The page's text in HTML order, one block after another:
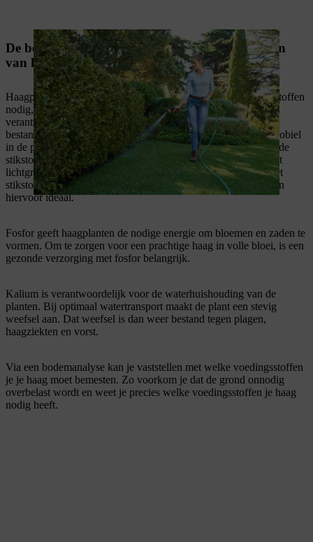
De belangrijkste voedingsstoffen bij het bemesten
van hagen
Haagplanten hebben hoofdzakelijk drie elementaire voedingsstoffen
nodig, namelijkstikstof, fosfor en kalium. Stikstof is
verantwoordelijk voor de lengtegroei en is een belangrijk
bestanddeel van eiwitten voor het bladgroen. De stof is zeer mobiel
in de plant. Bij een stikstoftekort nemen de bovenste bladeren de
stikstof op. Hierdoor kleuren de onderste bladeren van de plant
lichtgroen. Je kan een stikstoftekort verhelpen door je haag met
stikstofhoudende meststoffen te bemesten. Hoornspaanders zijn
hiervoor ideaal.
Fosfor geeft haagplanten de nodige energie om bloemen en zaden te
vormen. Om te zorgen voor een prachtige haag in volle bloei, is een
gezonde verzorging met fosfor belangrijk.
Kalium is verantwoordelijk voor de waterhuishouding van de
planten. Bij optimaal watertransport maakt de plant een stevig
weefsel aan. Dat weefsel is dan weer bestand tegen plagen,
haagziekten en vorst.
Via een bodemanalyse kan je vaststellen met welke voedingsstoffen
je je haag moet bemesten. Zo voorkom je dat de grond onnodig
overbelast wordt en weet je precies welke voedingsstoffen je haag
nodig heeft.